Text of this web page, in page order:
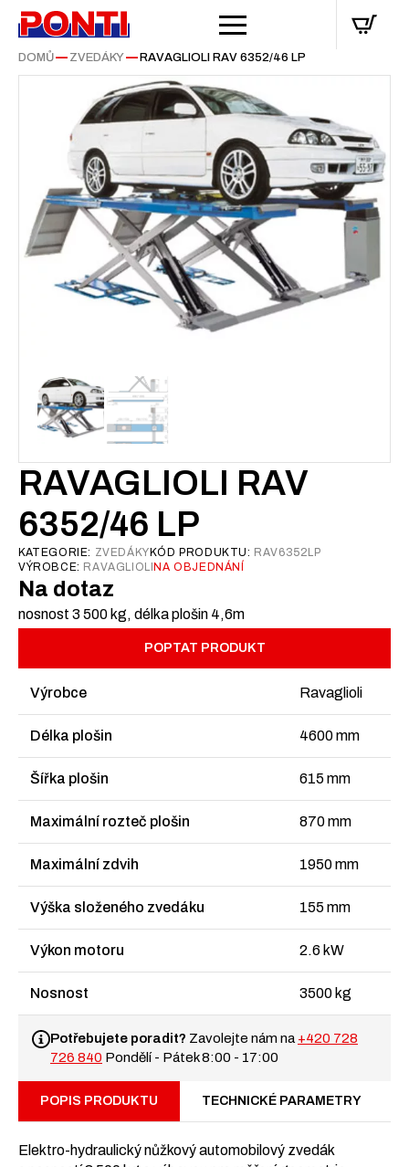
DOMŮ— ZVEDÁKY— RAVAGLIOLI RAV 6352/46 LP
RAVAGLIOLI RAV
6352/46 LP
KATEGORIE: ZVEDÁKYKÓD PRODUKTU: RAV6352LP
VÝROBCE: RAVAGLIOLINA OBJEDNÁNÍ
Na dotaz
nosnost 3 500 kg, délka plošin 4,6m
POPTAT PRODUKT
Výrobce Ravaglioli
Délka plošin 4600 mm
Šířka plošin 615 mm
Maximální rozteč plošin 870 mm
Maximální zdvih 1950 mm
Výška složeného zvedáku 155 mm
Výkon motoru 2.6 kW
Nosnost 3500 kg
Potřebujete poradit? Zavolejte nám na +420 728
726 840 Pondělí - Pátek 8:00 - 17:00
POPIS PRODUKTU TECHNICKÉ PARAMETRY
Elektro-hydraulický nůžkový automobilový zvedák